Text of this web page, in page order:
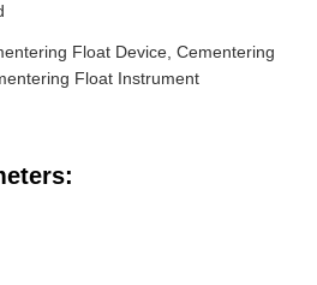
Float Device, Cementering
Float Instrument